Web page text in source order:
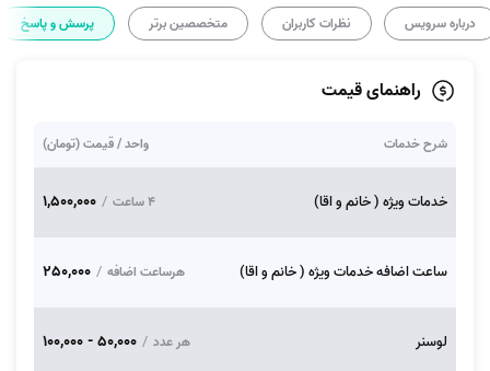
درباره سرویس نظرات کاربران متخصصین برتر پرسش و پاسخ
راهنمای قیمت
شرح خدمات واحد / قیمت (تومان)
خدمات ویژه ( خانم و اقا) 4 ساعت /
1,500,000
ساعت اضافه خدمات ویژه ( خانم و اقا) هرساعت اضافه /
250,000
لوسنر هر عدد /
50,000 - 100,000